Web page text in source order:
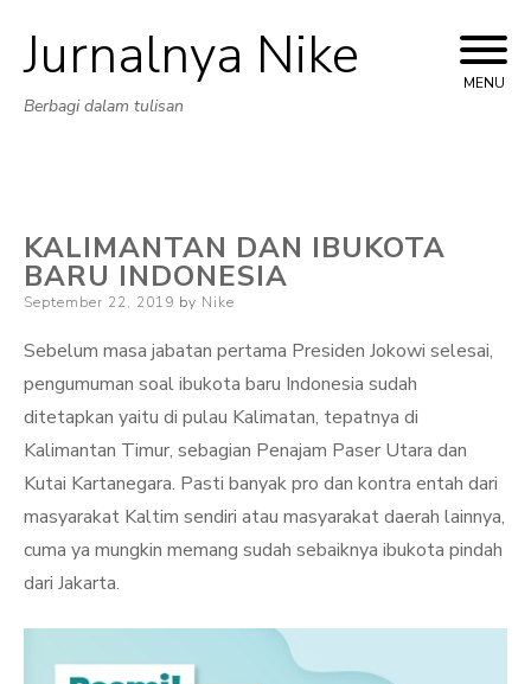
Skip
Jurnalnya Nike
Berbagi dalam tulisan
MENU
KALIMANTAN DAN IBUKOTA
BARU INDONESIA
Posted
September 22, 2019 by Nike
Sebelum masa jabatan pertama Presiden Jokowi selesai,
pengumuman soal ibukota baru Indonesia sudah
ditetapkan yaitu di pulau Kalimatan, tepatnya di
Kalimantan Timur, sebagian Penajam Paser Utara dan
Kutai Kartanegara. Pasti banyak pro dan kontra entah dari
masyarakat Kaltim sendiri atau masyarakat daerah lainnya,
cuma ya mungkin memang sudah sebaiknya ibukota pindah
dari Jakarta.